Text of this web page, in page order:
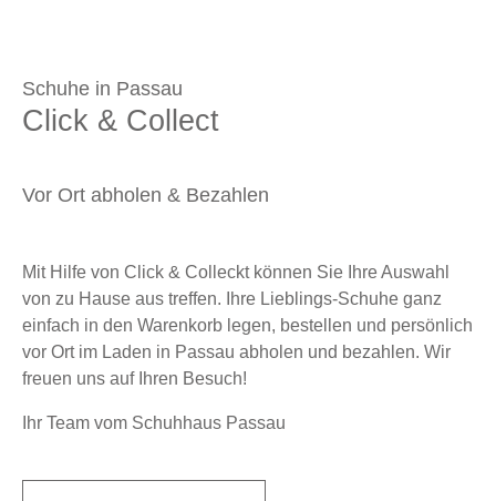
Schuhe in Passau
Click & Collect
Vor Ort abholen & Bezahlen
Mit Hilfe von Click & Colleckt können Sie Ihre Auswahl
von zu Hause aus treffen. Ihre Lieblings-Schuhe ganz
einfach in den Warenkorb legen, bestellen und persönlich
vor Ort im Laden in Passau abholen und bezahlen. Wir
freuen uns auf Ihren Besuch!
Ihr Team vom Schuhhaus Passau